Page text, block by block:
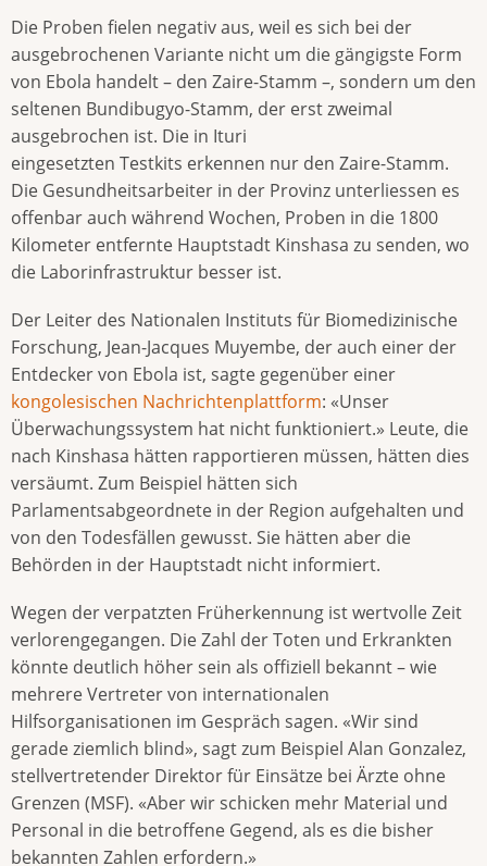
Die Proben fielen negativ aus, weil es sich bei der
ausgebrochenen Variante nicht um die gängigste Form
von Ebola handelt – den Zaire-Stamm –, sondern um den
seltenen Bundibugyo-Stamm, der erst zweimal
ausgebrochen ist. Die in Ituri
eingesetzten Testkits erkennen nur den Zaire-Stamm.
Die Gesundheitsarbeiter in der Provinz unterliessen es
offenbar auch während Wochen, Proben in die 1800
Kilometer entfernte Hauptstadt Kinshasa zu senden, wo
die Laborinfrastruktur besser ist.
Der Leiter des Nationalen Instituts für Biomedizinische
Forschung, Jean-Jacques Muyembe, der auch einer der
Entdecker von Ebola ist, sagte gegenüber einer
kongolesischen Nachrichtenplattform: «Unser
Überwachungssystem hat nicht funktioniert.» Leute, die
nach Kinshasa hätten rapportieren müssen, hätten dies
versäumt. Zum Beispiel hätten sich
Parlamentsabgeordnete in der Region aufgehalten und
von den Todesfällen gewusst. Sie hätten aber die
Behörden in der Hauptstadt nicht informiert.
Wegen der verpatzten Früherkennung ist wertvolle Zeit
verlorengegangen. Die Zahl der Toten und Erkrankten
könnte deutlich höher sein als offiziell bekannt – wie
mehrere Vertreter von internationalen
Hilfsorganisationen im Gespräch sagen. «Wir sind
gerade ziemlich blind», sagt zum Beispiel Alan Gonzalez,
stellvertretender Direktor für Einsätze bei Ärzte ohne
Grenzen (MSF). «Aber wir schicken mehr Material und
Personal in die betroffene Gegend, als es die bisher
bekannten Zahlen erfordern.»